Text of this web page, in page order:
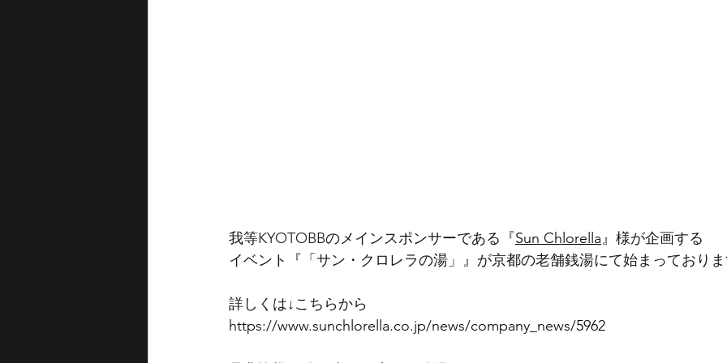
我等KYOTOBBのメインスポンサーである『Sun Chlorella』様が企画する
イベント『「サン・クロレラの湯」』が京都の老舗銭湯にて始まっており
詳しくは↓こちらから
https://www.sunchlorella.co.jp/news/company_news/5962